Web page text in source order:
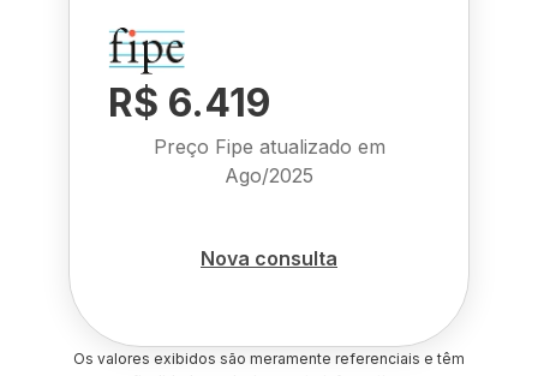
R$ 6.419
Preço Fipe atualizado em
Ago/2025
Nova consulta
Os valores exibidos são meramente referenciais e têm